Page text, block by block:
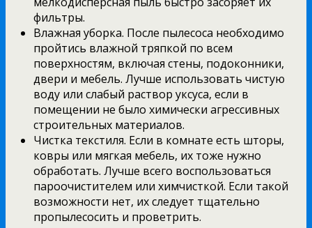
фильтры.
Влажная уборка. После пылесоса необходимо
пройтись влажной тряпкой по всем
поверхностям, включая стены, подоконники,
двери и мебель. Лучше использовать чистую
воду или слабый раствор уксуса, если в
помещении не было химически агрессивных
строительных материалов.
Чистка текстиля. Если в комнате есть шторы,
ковры или мягкая мебель, их тоже нужно
обработать. Лучше всего воспользоваться
пароочистителем или химчисткой. Если такой
возможности нет, их следует тщательно
пропылесосить и проветрить.